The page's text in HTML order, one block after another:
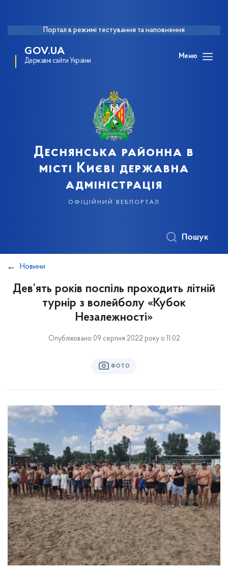
Портал в режимі тестування та наповнення
GOV.UA
Державні сайти України
Меню
Деснянська районна в
місті Києві державна
адміністрація
офіційний вебпортал
Пошук
Новини
Дев’ять років поспіль проходить літній
турнір з волейболу «Кубок
Незалежності»
Опубліковано 09 серпня 2022 року о 11:02
ФОТО